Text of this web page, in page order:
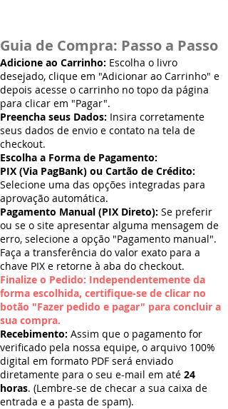
Guia de Compra: Passo a Passo
Adicione ao Carrinho: Escolha o livro
desejado, clique em "Adicionar ao Carrinho" e
depois acesse o carrinho no topo da página
para clicar em "Pagar".
Preencha seus Dados: Insira corretamente
seus dados de envio e contato na tela de
checkout.
Escolha a Forma de Pagamento:
PIX (Via PagBank) ou Cartão de Crédito:
Selecione uma das opções integradas para
aprovação automática.
Pagamento Manual (PIX Direto): Se preferir
ou se o site apresentar alguma mensagem de
erro, selecione a opção "Pagamento manual".
Faça a transferência do valor exato para a
chave PIX e retorne à aba do checkout.
Finalize o Pedido: Independentemente da
forma escolhida, certifique-se de clicar no
botão "Fazer pedido e pagar" para concluir a
sua compra.
Recebimento: Assim que o pagamento for
verificado pela nossa equipe, o arquivo 100%
digital em formato PDF será enviado
diretamente para o seu e-mail em até 24
horas. (Lembre-se de checar a sua caixa de
entrada e a pasta de spam).